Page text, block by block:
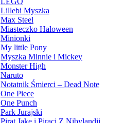
Lillebi Myszka
Max Steel
Miasteczko Haloween
Minionki
My little Pony
Myszka Minnie i Mickey
Monster High
Naruto
Notatnik Śmierci – Dead Note
One Piece
One Punch
Park Jurajski